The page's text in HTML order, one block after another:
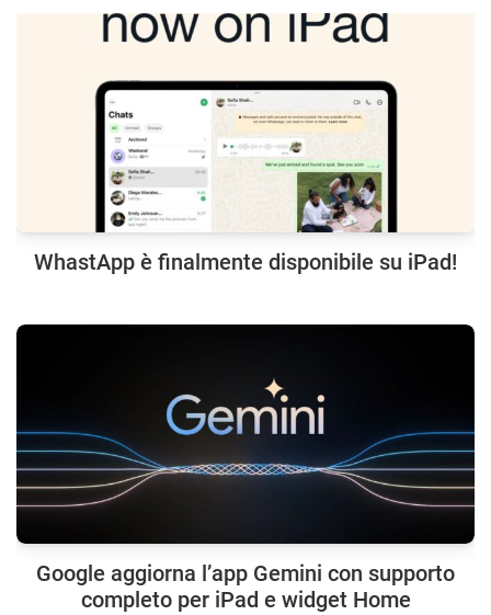
WhastApp è finalmente disponibile su iPad!
Google aggiorna l’app Gemini con supporto
completo per iPad e widget Home